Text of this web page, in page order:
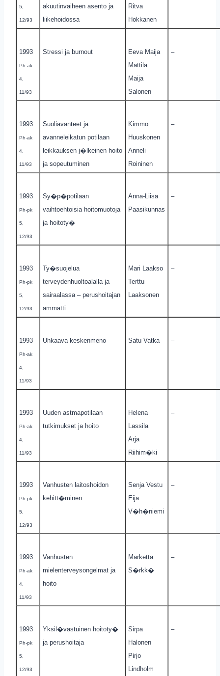
5,
12/93
akuutinvaiheen asento ja
liikehoidossa
Ritva
Hokkanen
1993
Ph-ak
4,
11/93
Stressi ja burnout
Eeva Maija
Mattila
Maija
Salonen
–
1993
Ph-ak
4,
11/93
Suoliavanteet ja
avanneleikatun potilaan
leikkauksen j�lkeinen hoito
ja sopeutuminen
Kimmo
Huuskonen
Anneli
Roininen
–
1993
Ph-pk
5,
12/93
Sy�p�potilaan
vaihtoehtoisia hoitomuotoja
ja hoitoty�
Anna-Liisa
Paasikunnas
–
1993
Ph-pk
5,
12/93
Ty�suojelua
terveydenhuoltoalalla ja
sairaalassa – perushoitajan
ammatti
Mari Laakso
Terttu
Laaksonen
–
1993
Ph-ak
4,
11/93
Uhkaava keskenmeno Satu Vatka –
1993
Ph-ak
4,
11/93
Uuden astmapotilaan
tutkimukset ja hoito
Helena
Lassila
Arja
Riihim�ki
–
1993
Ph-pk
5,
12/93
Vanhusten laitoshoidon
kehitt�minen
Senja Vestu
Eija
V�h�niemi
–
1993
Ph-ak
4,
11/93
Vanhusten
mielenterveysongelmat ja
hoito
Marketta
S�rkk�
–
1993
Ph-pk
5,
12/93
Yksil�vastuinen hoitoty�
ja perushoitaja
Sirpa
Halonen
Pirjo
Lindholm
–